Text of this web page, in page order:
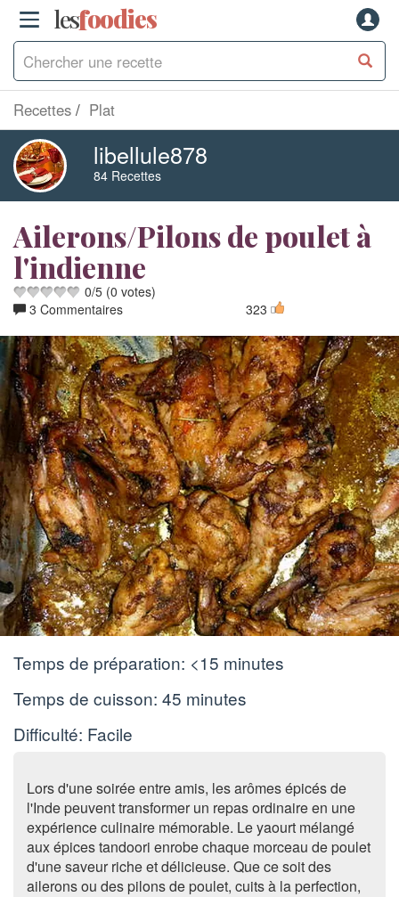
lesfoodies
Recettes Plat
libellule878
84 Recettes
Ailerons/Pilons de poulet à
l'indienne
0/5 (0 votes)
3 Commentaires
323
Temps de préparation: <15 minutes
Temps de cuisson: 45 minutes
Difficulté: Facile
Lors d'une soirée entre amis, les arômes épicés de
l'Inde peuvent transformer un repas ordinaire en une
expérience culinaire mémorable. Le yaourt mélangé
aux épices tandoori enrobe chaque morceau de poulet
d'une saveur riche et délicieuse. Que ce soit des
ailerons ou des pilons de poulet, cuits à la perfection,